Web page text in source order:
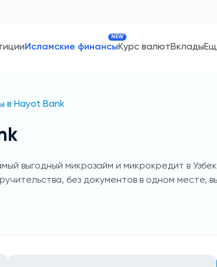
Исламские финансы
NEW
Курс валютВклады
в Hayot Bank
выгодный микрозайм и микрокредит в
без документов в одном месте,